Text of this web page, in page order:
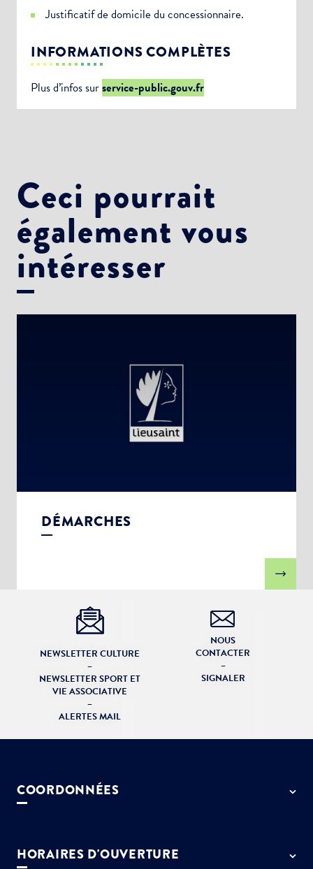
Justificatif de domicile du concessionnaire.
INFORMATIONS COMPLÈTES
Plus d’infos surservice-public.gouv.fr
Ceci pourrait
également vous
intéresser
DÉMARCHES
NEWSLETTER CULTURE
–
NEWSLETTER SPORT ET
VIE ASSOCIATIVE
–
ALERTES MAIL
NOUS
CONTACTER
–
SIGNALER
COORDONNÉES
01 64 13 55 55
HORAIRES D'OUVERTURE